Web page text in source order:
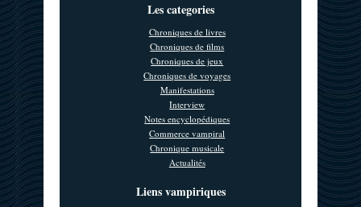
Les categories
Chroniques de livres
Chroniques de films
Chroniques de jeux
Chroniques de voyages
Manifestations
Interview
Notes encyclopédiques
Commerce vampiral
Chronique musicale
Actualités
Liens vampiriques